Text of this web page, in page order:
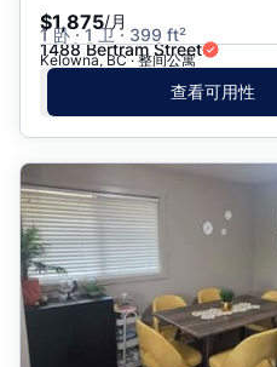
$1,875/月
1 卧 · 1 卫 · 399 ft²
1488 Bertram Street
Kelowna, BC · 整间公寓
查看可用性